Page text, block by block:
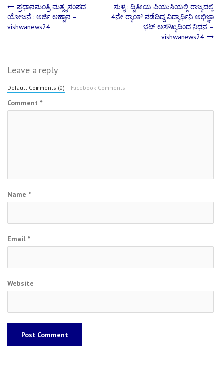
Post
navigation
ಪ್ರಧಾನಮಂತ್ರಿ ಮತ್ಸ್ಯಸಂಪದ
ಯೋಜನೆ : ಅರ್ಜಿ ಆಹ್ವಾನ –
vishwanews24
ಸುಳ್ಯ : ದ್ವಿತೀಯ ಪಿಯುಸಿಯಲ್ಲಿ ರಾಜ್ಯದಲ್ಲಿ
4ನೇ ರ‍್ಯಾಂಕ್ ಪಡೆದಿದ್ದ ವಿದ್ಯಾರ್ಥಿನಿ ಅಭಿಜ್ಞಾ
ಭಟ್ ಅಸೌಖ್ಯದಿಂದ ನಿಧನ –
vishwanews24
Leave a reply
Default Comments (0) Facebook Comments
Comment *
Name *
Email *
Website